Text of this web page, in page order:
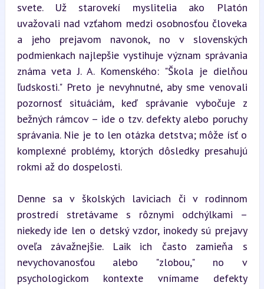
svete. Už starovekí myslitelia ako Platón
uvažovali nad vzťahom medzi osobnosťou človeka
a jeho prejavom navonok, no v slovenských
podmienkach najlepšie vystihuje význam správania
známa veta J. A. Komenského: "Škola je dielňou
ľudskosti." Preto je nevyhnutné, aby sme venovali
pozornosť situáciám, keď správanie vybočuje z
bežných rámcov – ide o tzv. defekty alebo poruchy
správania. Nie je to len otázka detstva; môže ísť o
komplexné problémy, ktorých dôsledky presahujú
rokmi až do dospelosti.
Denne sa v školských laviciach či v rodinnom
prostredí stretávame s rôznymi odchýlkami –
niekedy ide len o detský vzdor, inokedy sú prejavy
oveľa závažnejšie. Laik ich často zamieňa s
nevychovanosťou alebo "zlobou," no v
psychologickom kontexte vnímame defekty